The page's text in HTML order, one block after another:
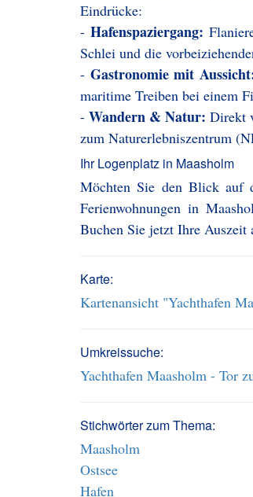
Eindrücke:
- Hafenspaziergang:
Schlei und die
- Gastronomie mit
maritime Treiben bei einem
-Wandern & Natur:Direkt
zum Naturerlebniszentrum
Ihr Logenplatz in Maasholm
Möchten Sie den Blick auf
Ferienwohnungen in
Buchen Sie jetzt Ihre Auszeit
Karte:
Kartenansicht "Yachthafen
Umkreissuche:
Yachthafen Maasholm - Tor
Stichwörter zum Thema:
Maasholm
Ostsee
Hafen